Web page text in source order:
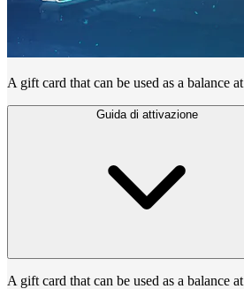
A gift card that can be used as a balance at
Guida di attivazione
A gift card that can be used as a balance at